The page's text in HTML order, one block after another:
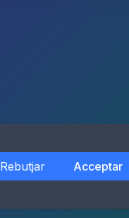
Rebutjar Acceptar